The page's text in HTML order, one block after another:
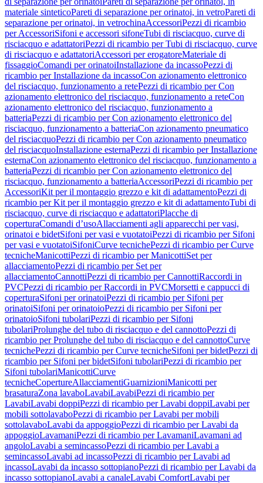
materiale sinteticoPareti di separazione per orinatoi, in vetroPareti di
separazione per orinatoi, in vetrochinaAccessoriPezzi di ricambio
per AccessoriSifoni e accessori sifoneTubi di risciacquo, curve di
risciacquo e adattatoriPezzi di ricambio per Tubi di risciacquo, curve
di risciacquo e adattatoriAccessori per erogatoreMateriale di
fissaggioComandi per orinatoiInstallazione da incassoPezzi di
ricambio per Installazione da incassoCon azionamento elettronico
del risciacquo, funzionamento a retePezzi di ricambio per Con
azionamento elettronico del risciacquo, funzionamento a reteCon
azionamento elettronico del risciacquo, funzionamento a
batteriaPezzi di ricambio per Con azionamento elettronico del
risciacquo, funzionamento a batteriaCon azionamento pneumatico
del risciacquoPezzi di ricambio per Con azionamento pneumatico
del risciacquoInstallazione esternaPezzi di ricambio per Installazione
esternaCon azionamento elettronico del risciacquo, funzionamento a
batteriaPezzi di ricambio per Con azionamento elettronico del
risciacquo, funzionamento a batteriaAccessoriPezzi di ricambio per
AccessoriKit per il montaggio grezzo e kit di adattamentoPezzi di
ricambio per Kit per il montaggio grezzo e kit di adattamentoTubi di
risciacquo, curve di risciacquo e adattatoriPlacche di
coperturaComandi d’usoAllacciamenti agli apparecchi per vasi,
orinatoi e bidetSifoni per vasi e vuotatoiPezzi di ricambio per Sifoni
per vasi e vuotatoiSifoniCurve tecnichePezzi di ricambio per Curve
tecnicheManicottiPezzi di ricambio per ManicottiSet per
allacciamentoPezzi di ricambio per Set per
allacciamentoCannottiPezzi di ricambio per CannottiRaccordi in
PVCPezzi di ricambio per Raccordi in PVCMorsetti e cappucci di
coperturaSifoni per orinatoiPezzi di ricambio per Sifoni per
orinatoiSifoni per orinatoioPezzi di ricambio per Sifoni per
orinatoioSifoni tubolariPezzi di ricambio per Sifoni
tubolariProlunghe del tubo di risciacquo e del cannottoPezzi di
ricambio per Prolunghe del tubo di risciacquo e del cannottoCurve
tecnichePezzi di ricambio per Curve tecnicheSifoni per bidetPezzi di
ricambio per Sifoni per bidetSifoni tubolariPezzi di ricambio per
Sifoni tubolariManicottiCurve
tecnicheCopertureAllacciamentiGuarnizioniManicotti per
brasaturaZona lavaboLavabiLavabiPezzi di ricambio per
LavabiLavabi doppiPezzi di ricambio per Lavabi doppiLavabi per
mobili sottolavaboPezzi di ricambio per Lavabi per mobili
sottolavaboLavabi da appoggioPezzi di ricambio per Lavabi da
appoggioLavamaniPezzi di ricambio per LavamaniLavamani ad
angoloLavabi a semincassoPezzi di ricambio per Lavabi a
semincassoLavabi ad incassoPezzi di ricambio per Lavabi ad
incassoLavabi da incasso sottopianoPezzi di ricambio per Lavabi da
incasso sottopianoLavabi a canaleLavabi ComfortLavabi per